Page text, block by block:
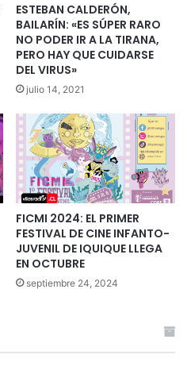
ESTEBAN CALDERÓN,
BAILARÍN: «ES SÚPER RARO
NO PODER IR A LA TIRANA,
PERO HAY QUE CUIDARSE
DEL VIRUS»
julio 14, 2021
FICMI 2024: EL PRIMER
FESTIVAL DE CINE INFANTO-
JUVENIL DE IQUIQUE LLEGA
EN OCTUBRE
septiembre 24, 2024